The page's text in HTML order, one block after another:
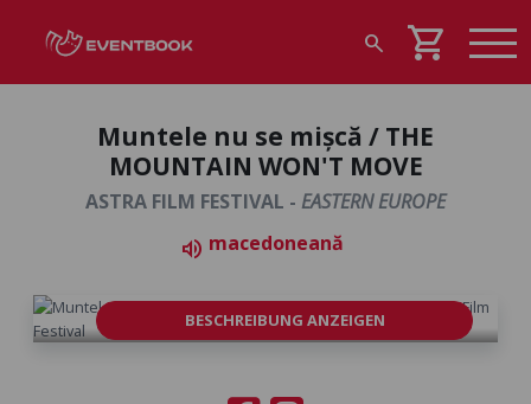
search shopping_cart
Muntele nu se mișcă / THE
MOUNTAIN WON'T MOVE
ASTRA FILM FESTIVAL - EASTERN EUROPE
volume_up macedoneană
BESCHREIBUNG ANZEIGEN